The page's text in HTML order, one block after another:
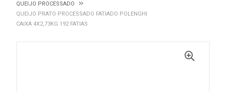
QUEIJO PROCESSADO
QUEIJO PRATO PROCESSADO FATIADO POLENGHI
CAIXA 4X2,73KG 192 FATIAS